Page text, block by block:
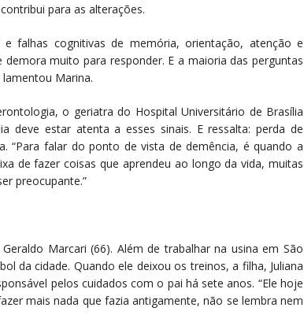
para as alterações.
falhas cognitivas de memória, orientação, atenção e
muito para responder. E a maioria das perguntas
Marina.
o geriatra do Hospital Universitário de Brasília
deve estar atenta a esses sinais. E ressalta: perda de
“Para falar do ponto de vista de demência, é quando a
de fazer coisas que aprendeu ao longo da vida, muitas
preocupante.”
Marcari (66). Além de trabalhar na usina em São
da cidade. Quando ele deixou os treinos, a filha, Juliana
pelos cuidados com o pai há sete anos. “Ele hoje
mais nada que fazia antigamente, não se lembra nem